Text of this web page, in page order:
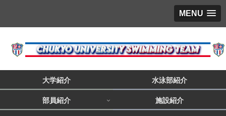
MENU
大学紹介 水泳部紹介
部員紹介 施設紹介